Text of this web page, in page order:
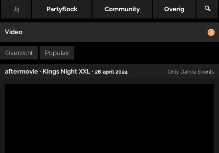
Jij Partyflock Community Overig 🔍
Video
Overzicht Populair
aftermovie · Kings Night XXL ·26 april 2024 Only Dance Events